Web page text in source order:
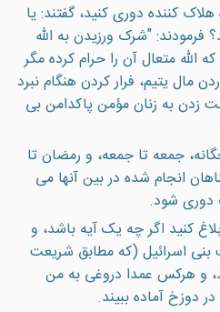
كننده دورى كنيد، گفتند: يا
فرمودند: "شرک ورزيدن به الله
الله متعال آن را حرام كرده مگر
مال يتيم، فرار كردن هنگام نبرد
زدن به زنان مؤمن پاكدامن بى
جمعه تا جمعه، و رمضان تا
انجام شده در بين آنها مى
دورى شود.
كنيد اگر چه يک آيه باشد، و
بنى اسرائيل (که مطابق شريعت
و هرکس عمدا دروغی به من
دوزخ آماده ببیند.